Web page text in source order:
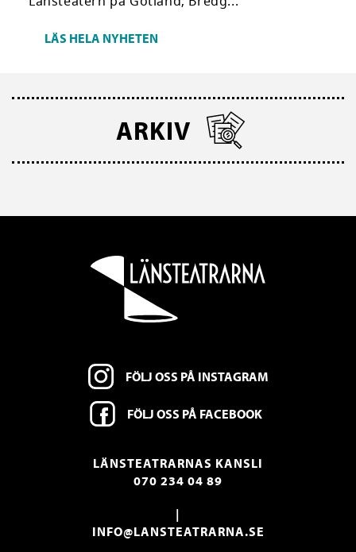
LÄS HELA NYHETEN
ARKIV
FÖLJ OSS PÅ INSTAGRAM
FÖLJ OSS PÅ FACEBOOK
LÄNSTEATRARNAS KANSLI
070 234 04 89
|
INFO@LANSTEATRARNA.SE